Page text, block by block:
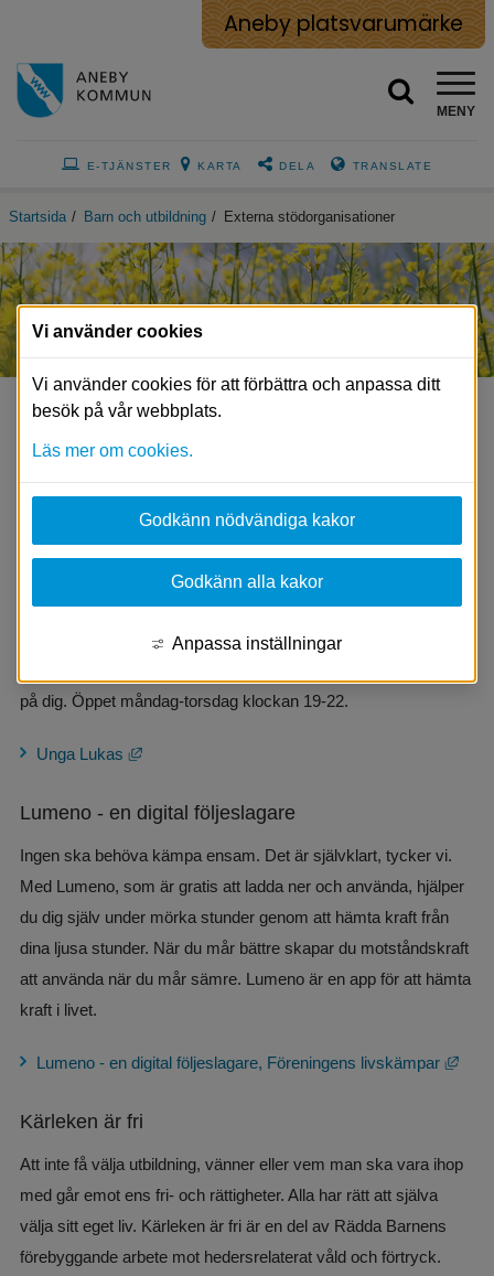
Aneby platsvarumärke
MENY
E-TJÄNSTER KARTA DELA TRANSLATE
Startsida / Barn och utbildning / Externa stödorganisationer
appar med olika funktioner.
Du är helt anonym i chatten och bestämmer själv vad du vill
på dig. Öppet måndag-torsdag klockan 19-22.
Unga Lukas Länk till annan webbplats, öppnas i nytt fönster.
Lumeno - en digital följeslagare
Ingen ska behöva kämpa ensam. Det är självklart, tycker vi.
Med Lumeno, som är gratis att ladda ner och använda, hjälper
du dig själv under mörka stunder genom att hämta kraft från
dina ljusa stunder. När du mår bättre skapar du motståndskraft
att använda när du mår sämre. Lumeno är en app för att hämta
kraft i livet.
Lumeno - en digital följeslagare, Föreningens livskämpar
Kärleken är fri
Att inte få välja utbildning, vänner eller vem man ska vara ihop
med går emot ens fri- och rättigheter. Alla har rätt att själva
välja sitt eget liv. Kärleken är fri är en del av Rädda Barnens
förebyggande arbete mot hedersrelaterat våld och förtryck.
Vi använder cookies
Vi använder cookies för att förbättra och anpassa ditt
besök på vår webbplats.
Läs mer om cookies.
Godkänn nödvändiga kakor
Godkänn alla kakor
Anpassa inställningar